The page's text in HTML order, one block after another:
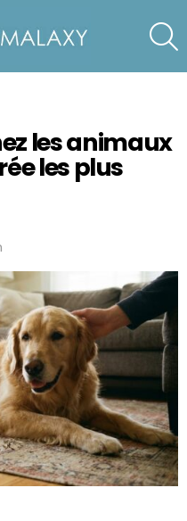
les animaux
les plus